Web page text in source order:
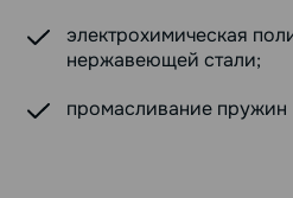
электрохимическая
нержавеющей стали;
промасливание пружин